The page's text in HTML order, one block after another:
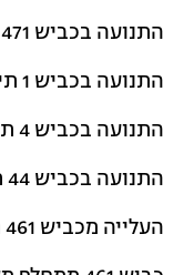
התנועה בכביש 471 תיחסם לכיוון כביש 4
התנועה בכביש 1 תיחסם ממחלף גנות לכביש 4 לצפון ותופנה לכביש 1 מערב
התנועה בכביש 4 תיחסם מגנות לצפון ותופנה לכביש 1 ולכביש 44
התנועה בכביש 44 תיחסם ממחלף השבעה לכביש 4 צפון ותופנה לכביש 1 מערב/מזרח
העלייה מכביש 461 מחלף מסובים לכביש 4 לצפון תיחסם